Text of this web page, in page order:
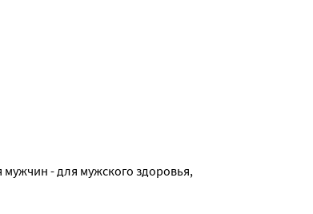
- для мужского здоровья,